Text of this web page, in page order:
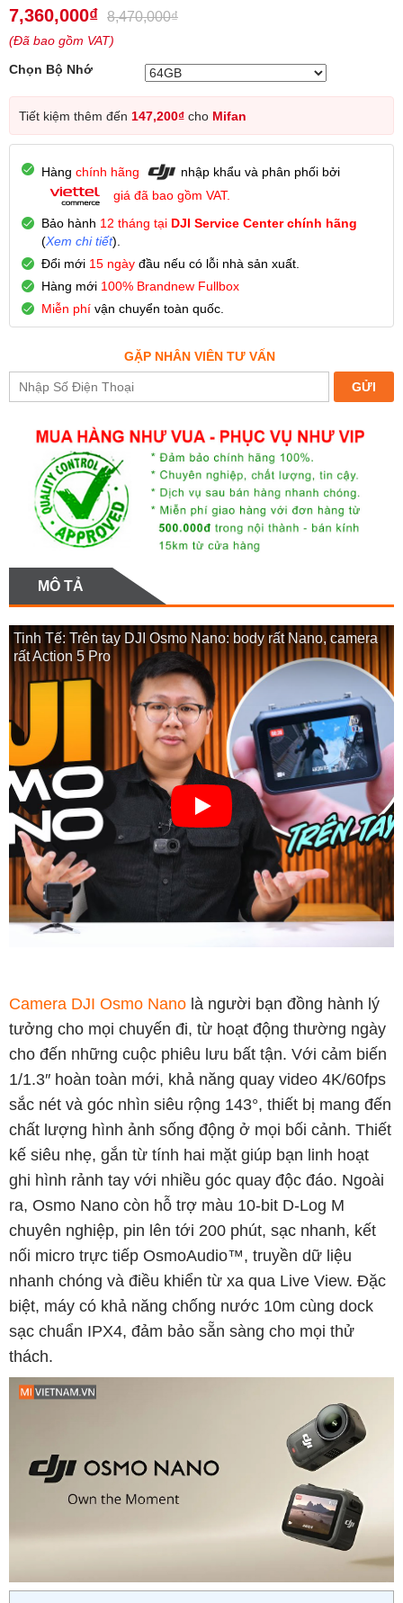
5.00trên 5
dựa trên
3
7,360,000₫ 8,470,000₫
(Đã bao gồm VAT)
Chọn Bộ Nhớ
Tiết kiệm thêm đến 147,200₫ cho Mifan
Hàng chính hãng
nhập khẩu và phân phối bởi
giá đã bao gồm VAT.
Bảo hành 12 tháng tại DJI Service Center chính hãng
(Xem chi tiết).
Đổi mới 15 ngày đầu nếu có lỗi nhà sản xuất.
Hàng mới 100% Brandnew Fullbox
Miễn phí vận chuyển toàn quốc.
GẶP NHÂN VIÊN TƯ VẤN
MÔ TẢ
Tinh Tế: Trên tay DJI Osmo Nano: body rất Nano, camera
rất Action 5 Pro
Camera DJI Osmo Nano là người bạn đồng hành lý
tưởng cho mọi chuyến đi, từ hoạt động thường ngày
cho đến những cuộc phiêu lưu bất tận. Với cảm biến
1/1.3″ hoàn toàn mới, khả năng quay video 4K/60fps
sắc nét và góc nhìn siêu rộng 143°, thiết bị mang đến
chất lượng hình ảnh sống động ở mọi bối cảnh. Thiết
kế siêu nhẹ, gắn từ tính hai mặt giúp bạn linh hoạt
ghi hình rảnh tay với nhiều góc quay độc đáo. Ngoài
ra, Osmo Nano còn hỗ trợ màu 10-bit D-Log M
chuyên nghiệp, pin lên tới 200 phút, sạc nhanh, kết
nối micro trực tiếp OsmoAudio™, truyền dữ liệu
nhanh chóng và điều khiển từ xa qua Live View. Đặc
biệt, máy có khả năng chống nước 10m cùng dock
sạc chuẩn IPX4, đảm bảo sẵn sàng cho mọi thử
thách.